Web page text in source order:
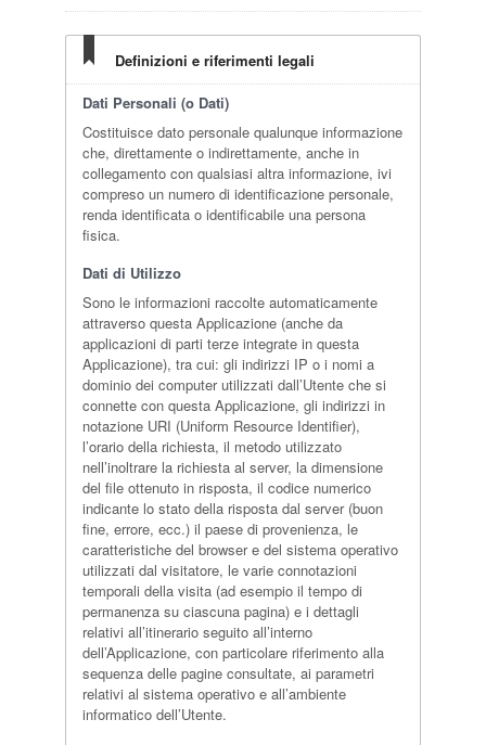
Definizioni e riferimenti legali
Dati Personali (o Dati)
Costituisce dato personale qualunque informazione
che, direttamente o indirettamente, anche in
collegamento con qualsiasi altra informazione, ivi
compreso un numero di identificazione personale,
renda identificata o identificabile una persona
fisica.
Dati di Utilizzo
Sono le informazioni raccolte automaticamente
attraverso questa Applicazione (anche da
applicazioni di parti terze integrate in questa
Applicazione), tra cui: gli indirizzi IP o i nomi a
dominio dei computer utilizzati dall’Utente che si
connette con questa Applicazione, gli indirizzi in
notazione URI (Uniform Resource Identifier),
l’orario della richiesta, il metodo utilizzato
nell’inoltrare la richiesta al server, la dimensione
del file ottenuto in risposta, il codice numerico
indicante lo stato della risposta dal server (buon
fine, errore, ecc.) il paese di provenienza, le
caratteristiche del browser e del sistema operativo
utilizzati dal visitatore, le varie connotazioni
temporali della visita (ad esempio il tempo di
permanenza su ciascuna pagina) e i dettagli
relativi all’itinerario seguito all’interno
dell’Applicazione, con particolare riferimento alla
sequenza delle pagine consultate, ai parametri
relativi al sistema operativo e all’ambiente
informatico dell’Utente.